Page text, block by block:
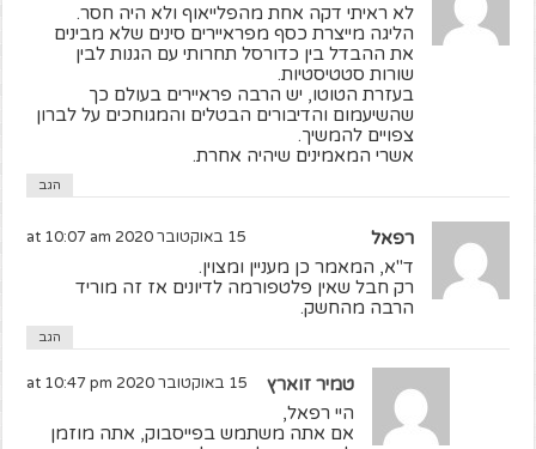
לא ראיתי דקה אחת מהפלייאוף ולא היה חסר.
הליגה מייצרת כסף מפראיירים סינים שלא מבינים
את ההבדל בין כדורסל תחרותי עם הגנות לבין
שורות סטטיסטיות.
בעזרת הטוטו, יש הרבה פראיירים בעולם כך
שהשיעמום והדיבורים הבטלים והמגוחכים על לברון
צפויים להמשיך.
אשרי המאמינים שיהיה אחרת.
הגב
רפאל 15 באוקטובר 2020 at 10:07 am
ד"א, המאמר כן מעניין ומצוין.
רק חבל שאין פלטפורמה לדיונים אז זה מוריד
הרבה מהחשק.
הגב
טמיר זוארץ 15 באוקטובר 2020 at 10:47 pm
היי רפאל,
אם אתה משתמש בפייסבוק, אתה מוזמן